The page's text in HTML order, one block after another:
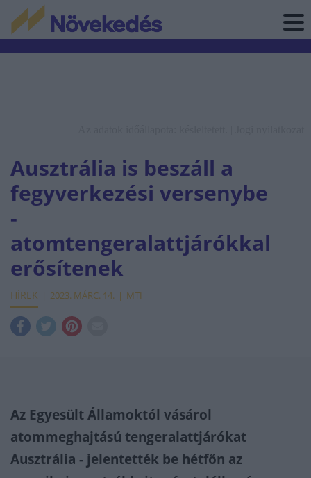
Ausztrália is beszáll a
fegyverkezési versenybe
-
atomtengeralattjárókkal
erősítenek
HÍREK 2023. MÁRC. 14. MTI
Az Egyesült Államoktól vásárol
atommeghajtású tengeralattjárókat
Ausztrália - jelentették be hétfőn az